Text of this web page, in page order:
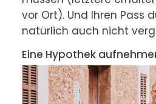
vor Ort). Und Ihren Pass
natürlich auch nicht
Eine Hypothek